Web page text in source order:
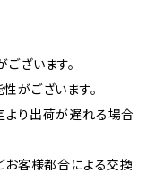
ざいます。
がございます。
より出荷が遅れる場合
お客様都合による交換